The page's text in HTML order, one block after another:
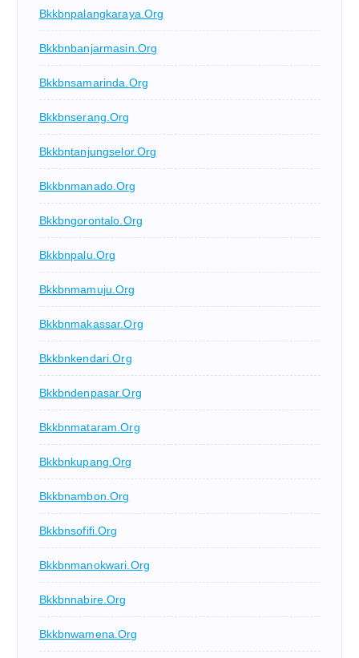
Bkkbnpalangkaraya.org
Bkkbnbanjarmasin.org
Bkkbnsamarinda.org
Bkkbnserang.org
Bkkbntanjungselor.org
Bkkbnmanado.org
Bkkbngorontalo.org
Bkkbnpalu.org
Bkkbnmamuju.org
Bkkbnmakassar.org
Bkkbnkendari.org
Bkkbndenpasar.org
Bkkbnmataram.org
Bkkbnkupang.org
Bkkbnambon.org
Bkkbnsofifi.org
Bkkbnmanokwari.org
Bkkbnnabire.org
Bkkbnwamena.org